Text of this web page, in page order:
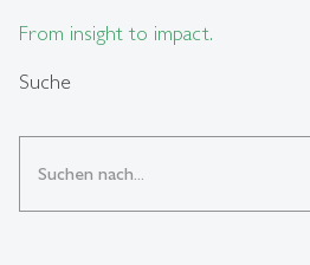
From insight to impact.
Suche